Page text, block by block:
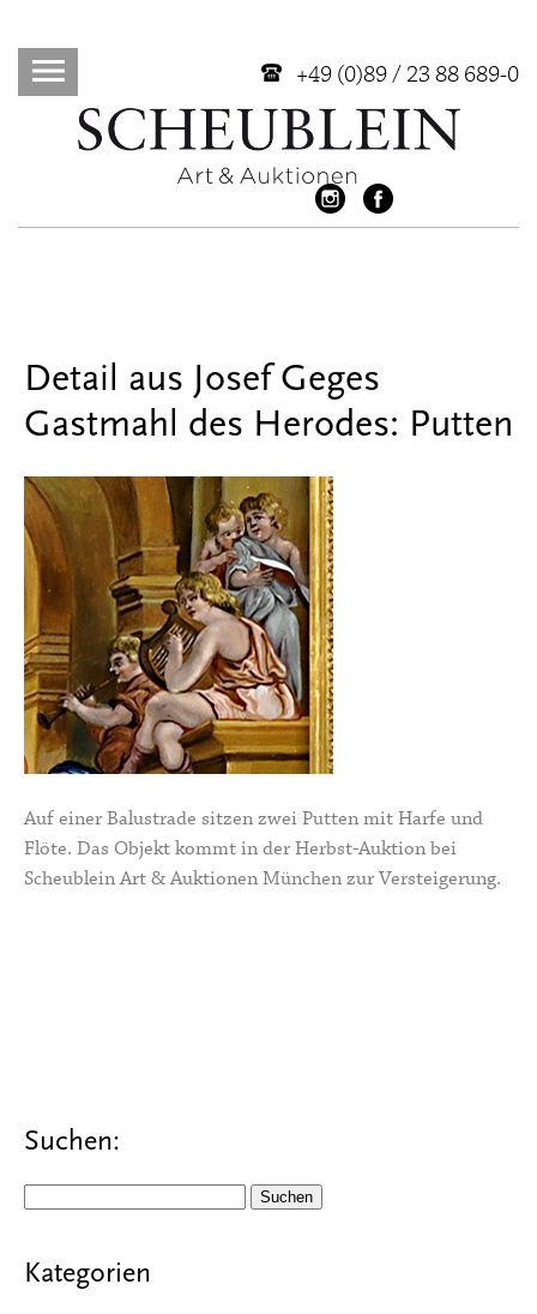
+49 (0)89 / 23 88 689-0
Detail aus Josef Geges
Gastmahl des Herodes: Putten
Auf einer Balustrade sitzen zwei Putten mit Harfe und
Flöte. Das Objekt kommt in der Herbst-Auktion bei
Scheublein Art & Auktionen München zur Versteigerung.
Suchen:
Kategorien